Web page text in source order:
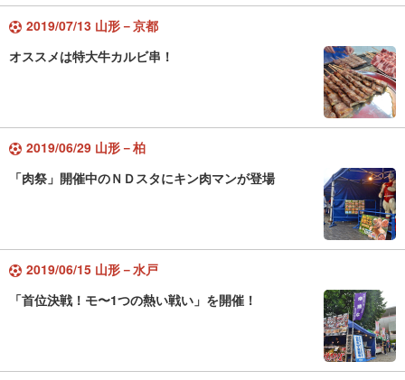
2019/07/13 山形－京都
オススメは特大牛カルビ串！
2019/06/29 山形－柏
「肉祭」開催中のＮＤスタにキン肉マンが登場
2019/06/15 山形－水戸
「首位決戦！モ〜1つの熱い戦い」を開催！